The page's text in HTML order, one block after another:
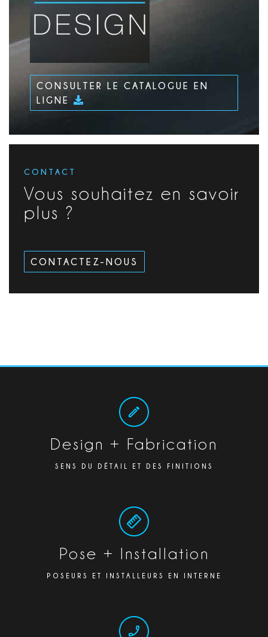
CONSULTER LE CATALOGUE EN
LIGNE
CONTACT
Vous souhaitez en savoir
plus ?
CONTACTEZ-NOUS
Design + Fabrication
SENS DU DÉTAIL ET DES FINITIONS
Pose + Installation
POSEURS ET INSTALLEURS EN INTERNE